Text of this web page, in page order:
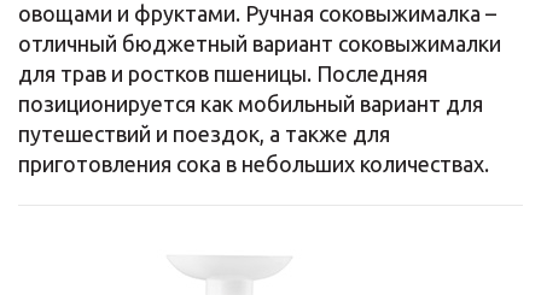
овощами и фруктами. Ручная соковыжималка –
отличный бюджетный вариант соковыжималки
для трав и ростков пшеницы. Последняя
позиционируется как мобильный вариант для
путешествий и поездок, а также для
приготовления сока в небольших количествах.